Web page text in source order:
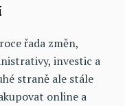
řada změn,
investic a
straně ale stále
online a